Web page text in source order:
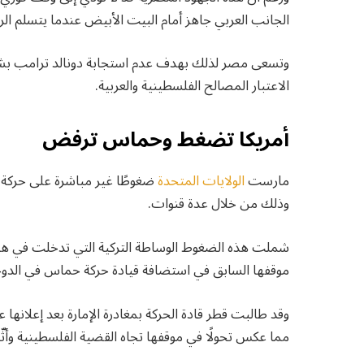
الجانب العربي جاهز أمام البيت الأبيض عندما يتسلم
وتسعى مصر لذلك بهدف عدم استجابة دونالد ترامب
الاعتبار المصالح الفلسطينية والعربية.
أمريكا تضغط وحماس ترفض
مارستالولايات المتحدةضغوطًا غير مباشرة على
وذلك من خلال عدة قنوات.
شملت هذه الضغوط الوساطة التركية التي تدخلت في
موقفها السابق في استضافة قيادة حركة حماس في
وقد طالبت قطر قادة الحركة بمغادرة الإمارة بعد
مما عكس تحولًا في موقفها تجاه القضية الفلسطينية